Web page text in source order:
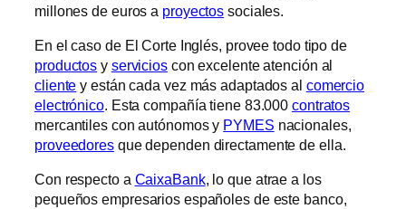
millones de euros a proyectos sociales.
En el caso de El Corte Inglés, provee todo tipo de
productos y servicioscon excelente atención al
cliente y están cada vez más adaptados al comercio
electrónico. Esta compañía tiene 83.000contratos
mercantiles con autónomos y PYMES nacionales,
proveedoresque dependen directamente de ella.
Con respecto a CaixaBank, lo que atrae a los
pequeños empresarios españoles de este banco,